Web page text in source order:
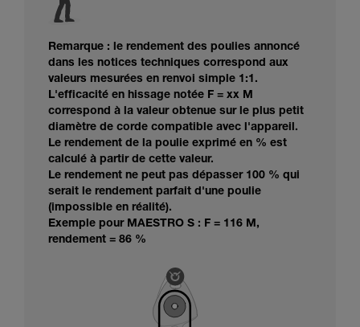
Remarque : le rendement des poulies annoncé
dans les notices techniques correspond aux
valeurs mesurées en renvoi simple 1:1.
L'efficacité en hissage notée F = xx M
correspond à la valeur obtenue sur le plus petit
diamètre de corde compatible avec l'appareil.
Le rendement de la poulie exprimé en % est
calculé à partir de cette valeur.
Le rendement ne peut pas dépasser 100 % qui
serait le rendement parfait d'une poulie
(impossible en réalité).
Exemple pour MAESTRO S : F = 116 M,
rendement = 86 %